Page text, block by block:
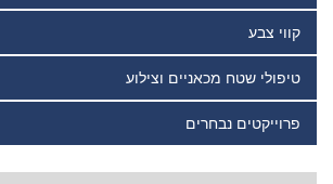
קווי צבע
טיפולי שטח מכאניים וצילוע
פרוייקטים נבחרים